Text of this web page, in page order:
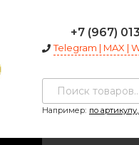
+7 (967)
Telegram | MAX |
Например: по